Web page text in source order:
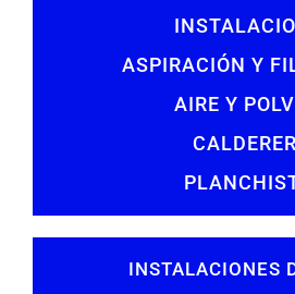
ASPIRACIÓN Y
AIRE Y
INSTALACIONES